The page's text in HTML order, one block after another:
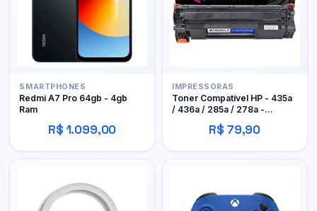
SMARTPHONES
Redmi A7 Pro 64gb - 4gb
Ram
R$ 1.099,00
IMPRESSORAS
Toner Compatível HP - 435a
/ 436a / 285a / 278a -
R$ 79,90